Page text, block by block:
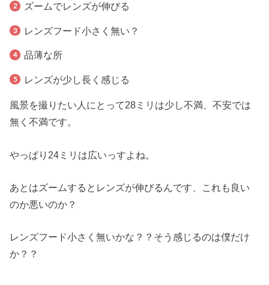
ズームでレンズが伸びる
レンズフード小さく無い？
品薄な所
レンズが少し長く感じる
風景を撮りたい人にとって28ミリは少し不満、不安では
無く不満です。
やっぱり24ミリは広いっすよね。
あとはズームするとレンズが伸びるんです、これも良い
のか悪いのか？
レンズフード小さく無いかな？？そう感じるのは僕だけ
か？？